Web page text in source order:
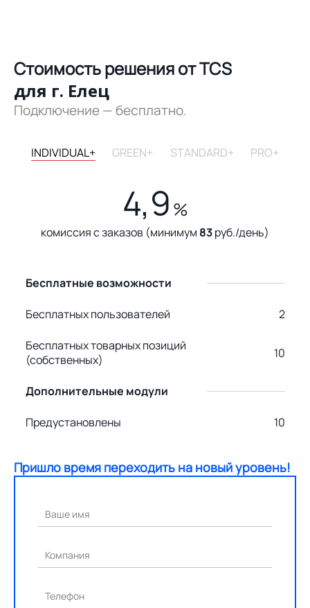
Стоимость решения от TCS
для г. Елец
Подключение — бесплатно.
INDIVIDUAL+ GREEN+ STANDARD+ PRO+
4,9 %
комиссия с заказов (минимум 83руб./день)
Бесплатные возможности
Бесплатных пользователей 2
Бесплатных товарных позиций
(собственных)
10
Дополнительные модули
Предустановлены 10
Пришло время переходить на новый уровень!
Ваше имя
Компания
Телефон